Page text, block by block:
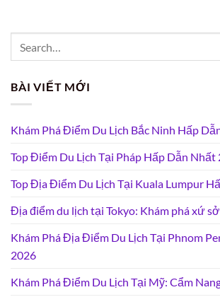
BÀI VIẾT MỚI
Khám Phá Điểm Du Lịch Bắc Ninh Hấp
Top Điểm Du Lịch Tại Pháp Hấp Dẫn Nhất
Top Địa Điểm Du Lịch Tại Kuala Lumpur
Địa điểm du lịch tại Tokyo: Khám phá xứ
Khám Phá Địa Điểm Du Lịch Tại Phnom
2026
Khám Phá Điểm Du Lịch Tại Mỹ: Cẩm